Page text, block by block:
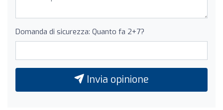
Domanda di sicurezza: Quanto fa 2+7?
Invia opinione